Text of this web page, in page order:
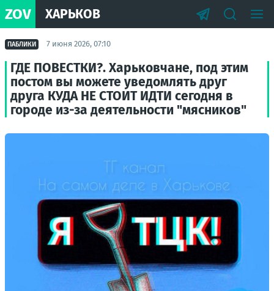
ZOV ХАРЬКОВ
ПАБЛИКИ 7 июня 2026, 07:10
ГДЕ ПОВЕСТКИ?. Харьковчане, под этим
постом вы можете уведомлять друг
друга КУДА НЕ СТОИТ ИДТИ сегодня в
городе из-за деятельности "мясников"